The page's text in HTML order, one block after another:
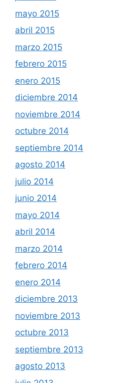
mayo 2015
abril 2015
marzo 2015
febrero 2015
enero 2015
diciembre 2014
noviembre 2014
octubre 2014
septiembre 2014
agosto 2014
julio 2014
junio 2014
mayo 2014
abril 2014
marzo 2014
febrero 2014
enero 2014
diciembre 2013
noviembre 2013
octubre 2013
septiembre 2013
agosto 2013